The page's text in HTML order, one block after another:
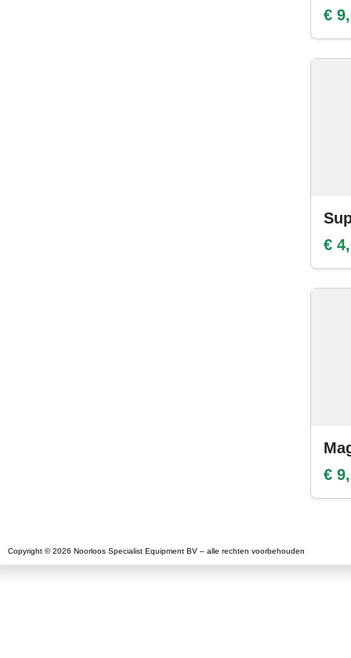
€
€
€
Copyright © 2026 Noorloos Specialist Equipment BV – alle rechten voorbehouden